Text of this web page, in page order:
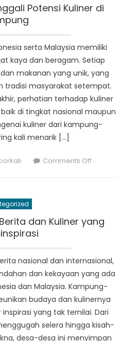
Desa:
di
Balik
Isu
Nasional
Potensi Kuliner di
serta Malaysia memiliki
kaya dan beragam. Setiap
makanan yang unik, yang
tradisi masyarakat setempat.
perhatian terhadap kuliner
di tingkat nasional maupun
kuliner dari kampung-
kali menarik […]
Comments Offon
Kuliner
dan Kuliner yang
nasional dan internasional,
dan kekayaan yang ada
dan Malaysia. Kampung-
budaya dan kulinernya
yang tak ternilai. Dari
selera hingga kisah-
desa-desa ini menyimpan